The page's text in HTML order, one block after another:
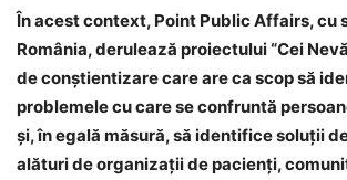
În acest context, Point Public Affairs, cu
România, derulează proiectului “Cei
de conștientizare care are ca scop să
problemele cu care se confruntă
și, în egală măsură, să identifice soluții
alături de organizații de pacienți,